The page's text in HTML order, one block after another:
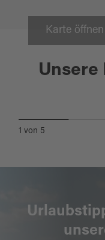
Karte öffnen
Unsere
Oberviechtach
1 von 5